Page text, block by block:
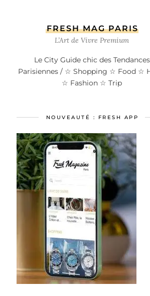
FRESH MAG PARIS
L’Art de Vivre Premium
Le City Guide chic des Tendances
Parisiennes / ☆ Shopping ☆ Food ☆
☆ Fashion ☆ Trip
NOUVEAUTÉ : FRESH APP